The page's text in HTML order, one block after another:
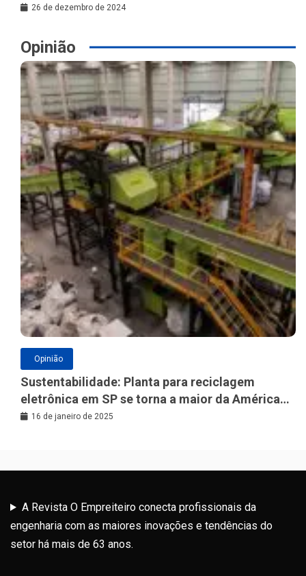
26 de dezembro de 2024
Opinião
Opinião
Sustentabilidade: Planta para reciclagem
eletrônica em SP se torna a maior da América
Latina
16 de janeiro de 2025
A Revista O Empreiteiro conecta profissionais da
engenharia com as maiores inovações e tendências do
setor há mais de 63 anos.